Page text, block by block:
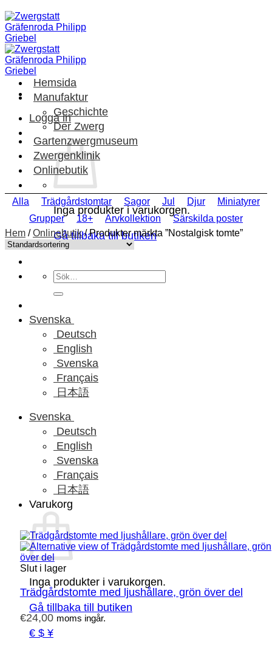
Skip
to
content
Logga in
Inga produkter i varukorgen.
Gå tillbaka till butiken
Sök
efter:
Svenska
Deutsch
English
Svenska
Français
日本語
Svenska
Deutsch
English
Svenska
Français
日本語
Varukorg
Inga produkter i varukorgen.
Gå tillbaka till butiken
€ $ ¥
Hemsida
Manufaktur
Geschichte
Der Zwerg
Gartenzwergmuseum
Zwergenklinik
Onlinebutik
Alla Trädgårdstomtar Sagor Jul Djur
Miniatyrer
Grupper
18+ Arvkollektion
Särskilda poster
Hem / Onlinebutik /Produkter märkta ”Nostalgisk tomte”
Slut i lager
Trädgårdstomte med ljushållare, grön över del
€24,00 moms ingår.